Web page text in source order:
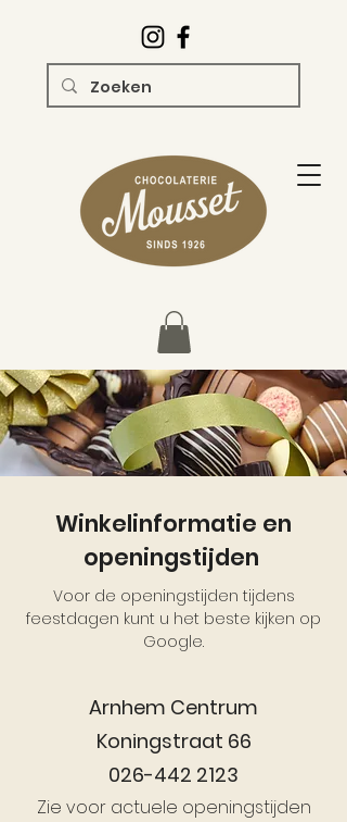
Winkelinformatie en
openingstijden
Voor de openingstijden tijdens
feestdagen kunt u het beste kijken op
Google.
Arnhem Centrum
Koningstraat 66
026-442 2123
Zie voor actuele openingstijden